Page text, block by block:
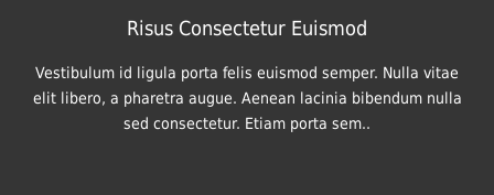
Risus Consectetur Euismod
Vestibulum id ligula porta felis euismod semper. Nulla vitae
elit libero, a pharetra augue. Aenean lacinia bibendum nulla
sed consectetur. Etiam porta sem..